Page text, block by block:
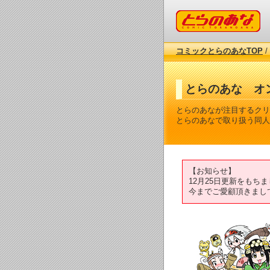
コミックとらのあな
コミックとらのあなTOP/
とらのあな オ
とらのあなが注目するク
とらのあなで取り扱う同
【お知らせ】
12月25日更新をもち
今までご愛顧頂きま